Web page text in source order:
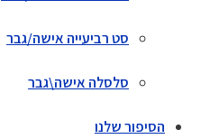
סט רביעייה אישה/גבר
סלסלה אישה\גבר
הסיפור שלנו